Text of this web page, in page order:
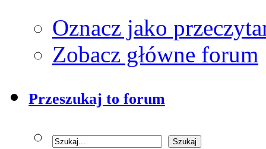
Oznacz jako
Zobacz główne forum
Przeszukaj to forum